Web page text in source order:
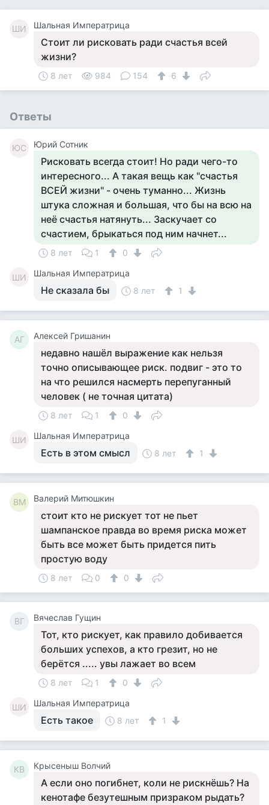
ШИ Шальная Императрица
Стоит ли рисковать ради счастья всей
жизни?
8 лет 984 154 6
Ответы
ЮС Юрий Сотник
Рисковать всегда стоит! Но ради чего-то
интересного... А такая вещь как "счастья
ВСЕЙ жизни" - очень туманно... Жизнь
штука сложная и большая, что бы на всю на
неё счастья натянуть... Заскучает со
счастием, брыкаться под ним начнет...
8 лет 1 0
ШИ Шальная Императрица
Не сказала бы 8 лет 1
АГ Алексей Гришанин
недавно нашёл выражение как нельзя
точно описывающее риск. подвиг - это то
на что решился насмерть перепуганный
человек ( не точная цитата)
8 лет 1 0
ШИ Шальная Императрица
Есть в этом смысл 8 лет 1
ВМ Валерий Митюшкин
стоит кто не рискует тот не пьет
шампанское правда во время риска может
быть все может быть придется пить
простую воду
8 лет 0 0
ВГ Вячеслав Гущин
Тот, кто рискует, как правило добивается
больших успехов, а кто грезит, но не
берётся ..... увы лажает во всем
8 лет 1 0
ШИ Шальная Императрица
Есть такое 8 лет 1
КВ Крысеныш Волчий
А если оно погибнет, коли не рискнёшь? На
кенотафе безутешным призраком рыдать?